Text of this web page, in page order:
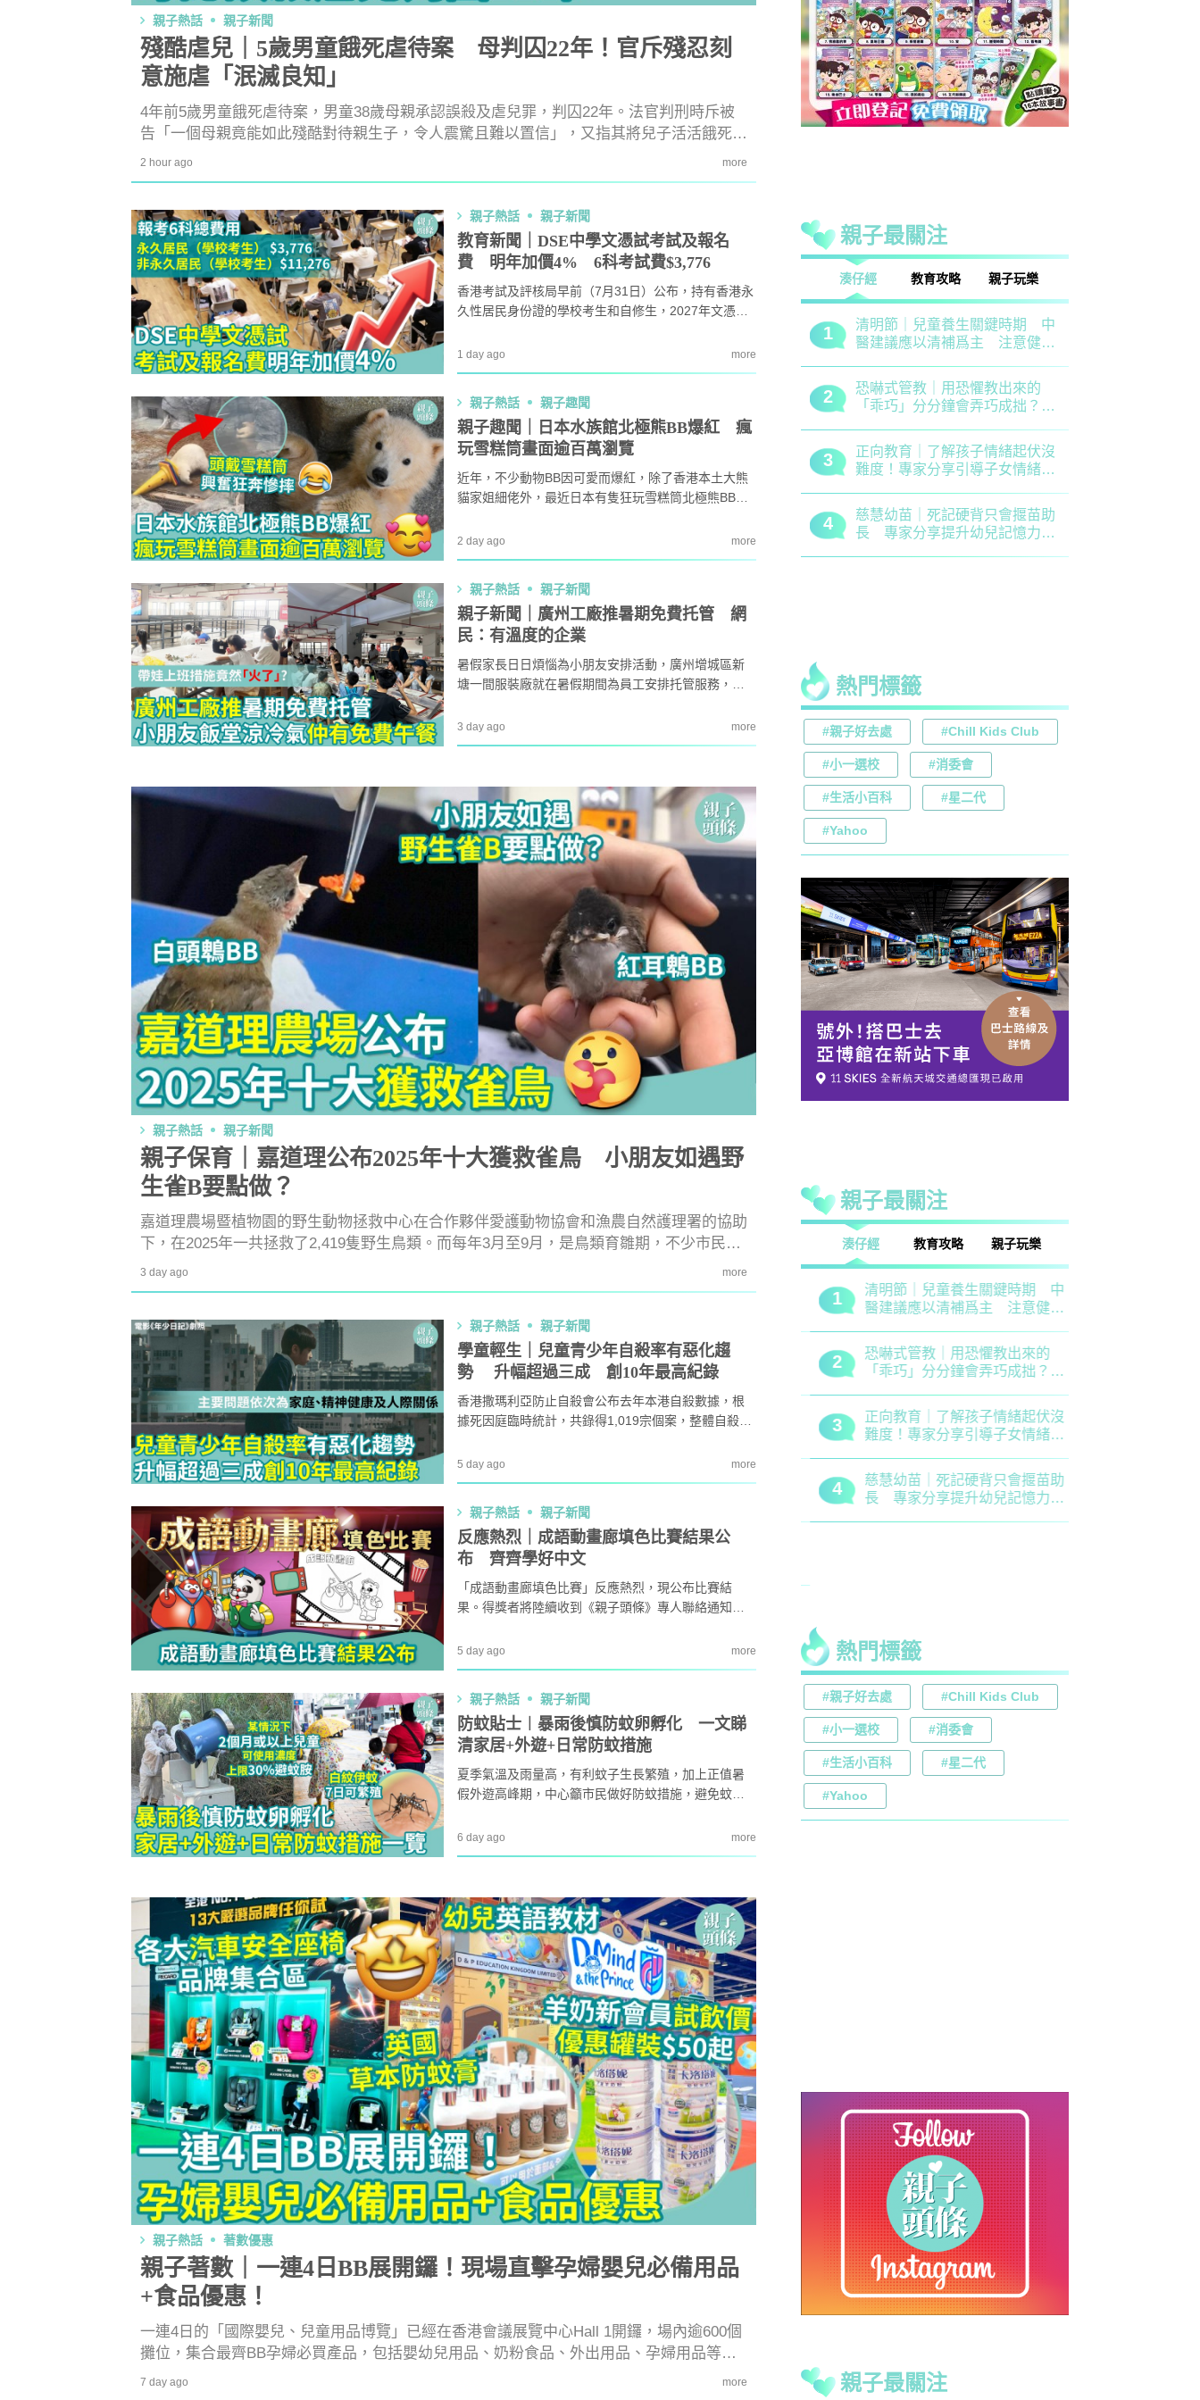
親子熱話 親子新聞
殘酷虐兒｜5歲男童餓死虐待案 母判囚22年！官斥殘忍刻
意施虐「泯滅良知」
4年前5歲男童餓死虐待案，男童38歲母親承認誤殺及虐兒罪，判囚22年。法官判刑時斥被
告「一個母親竟能如此殘酷對待親生子，令人震驚且難以置信」，又指其將兒子活活餓死是
泯滅良知。
2 hour ago more
親子熱話 親子新聞
教育新聞｜DSE中學文憑試考試及報名
費 明年加價4% 6科考試費$3,776
香港考試及評核局早前（7月31日）公布，持有香港永
久性居民身份證的學校考生和自修生，2027年文憑試
加幅與往年相若。
1 day ago more
親子熱話 親子趣聞
親子趣聞｜日本水族館北極熊BB爆紅 瘋
玩雪糕筒畫面逾百萬瀏覽
近年，不少動物BB因可愛而爆紅，除了香港本土大熊
貓家姐細佬外，最近日本有隻狂玩雪糕筒北極熊BB，
畫面，廣受民眾喜愛，片段於網上瘋傳，隨即爆紅躍
升成動物界明星BB，即睇北極熊BB的來歷。
2 day ago more
親子熱話 親子新聞
親子新聞｜廣州工廠推暑期免費托管 網
民：有溫度的企業
暑假家長日日煩惱為小朋友安排活動，廣州增城區新
塘一間服裝廠就在暑假期間為員工安排托管服務，員
功課，更可與家長享用免費午餐，獲不少網民大讚有
人情味！
3 day ago more
親子熱話 親子新聞
親子保育｜嘉道理公布2025年十大獲救雀鳥 小朋友如遇野
生雀B要點做？
嘉道理農場暨植物園的野生動物拯救中心在合作夥伴愛護動物協會和漁農自然護理署的協助
下，在2025年一共拯救了2,419隻野生鳥類。而每年3月至9月，是鳥類育雛期，不少市民都
有機會在路上遇到受傷或與親鳥走失的雛鳥。大人小朋友如果遇到應怎樣做？
3 day ago more
親子熱話 親子新聞
學童輕生｜兒童青少年自殺率有惡化趨
勢 升幅超過三成 創10年最高紀錄
香港撒瑪利亞防止自殺會公布去年本港自殺數據，根
據死因庭臨時統計，共錄得1,019宗個案，整體自殺率
5 day ago more
親子熱話 親子新聞
反應熱烈｜成語動畫廊填色比賽結果公
布 齊齊學好中文
「成語動畫廊填色比賽」反應熱烈，現公布比賽結
果。得獎者將陸續收到《親子頭條》專人聯絡通知領
結果以《親子頭條》工作人員專人聯絡為準。再次恭
喜獲獎小朋友！
5 day ago more
親子熱話 親子新聞
防蚊貼士︱暴雨後慎防蚊卵孵化 一文睇
清家居+外遊+日常防蚊措施
夏季氣溫及雨量高，有利蚊子生長繁殖，加上正值暑
假外遊高峰期，中心籲市民做好防蚊措施，避免蚊子
及「基孔肯雅熱」的方法。
6 day ago more
親子熱話 著數優惠
親子著數｜一連4日BB展開鑼！現場直擊孕婦嬰兒必備用品
+食品優惠！
一連4日的「國際嬰兒、兒童用品博覽」已經在香港會議展覽中心Hall 1開鑼，場內逾600個
攤位，集合最齊BB孕婦必買產品，包括嬰幼兒用品、奶粉食品、外出用品、孕婦用品等，
另外亦設有家長必睇學習教材攤位，提供BB全面成長需要。今屆BB展將於星期五、六 （7
7 day ago more
親子最關注
湊仔經 教育攻略 親子玩樂
1
防潮濕｜日本專家教家居防霉菌
小貼士 風扇擺位有技巧 這件
吸濕法寶不能缺 ！
2
泡泡有無問題？ 日本家居清潔大
牌這樣回應！
3
除霉菌貼士｜4大對付天花板+牆
身發霉方法 漂白水是抽濕除霉
法寶？！
4
白襪救星｜開洗衣機前用一物浸
泡 成份天然令白襪光潔如新？
另附日本神奇偏方
5
清潔小貼士｜塑膠保鮮盒洗極都
有味 日本人分享3大除味法寶
2
語閱讀計劃」正式公開招募！累
積受惠達118,000家庭
3
女青研究近半SEN兒童家長曾遭
不友善對待 家長︰望旁觀者包
容勿放上網公審
5
11.1起未滿8歲及身高1.35米以
下兒童 坐私家車須強制用兒童
座椅
1
清明節｜兒童養生關鍵時期 中
醫建議應以清補爲主 注意健脾
2
恐嚇式管教｜用恐懼教出來的
「乖巧」分分鐘會弄巧成拙？專
3
正向教育｜了解孩子情緒起伏沒
難度！專家分享引導子女情緒降
4
慈慧幼苗｜死記硬背只會揠苗助
長 專家分享提升幼兒記憶力5
熱門標籤
#親子好去處 #Chill Kids Club
#小一選校 #消委會
#生活小百科 #星二代
#Yahoo
親子最關注
教育攻略 親子玩樂 安樂窩 湊仔經 教育攻略 親子玩樂
防潮濕｜日本專家教家居防霉菌
吸濕法寶不能缺 ！
2
生活小百科｜洗碗後海綿上殘留
泡泡有無問題？ 日本家居清潔大
牌這樣回應！
3
除霉菌貼士｜4大對付天花板+牆
身發霉方法 漂白水是抽濕除霉
法寶？！
4
白襪救星｜開洗衣機前用一物浸
另附日本神奇偏方
5
清潔小貼士｜塑膠保鮮盒洗極都
有味 日本人分享3大除味法寶
第十七屆「香港盃外交知識競
生人數再創歷史新高！
2
免費參加｜2025-26「田叔叔英
語閱讀計劃」正式公開招募！累
3
女青研究近半SEN兒童家長曾遭
4
親子熱話｜幼稚園門外現「BB
5
11.1起未滿8歲及身高1.35米以
座椅
清明節｜兒童養生關鍵時期 中
醫建議應以清補爲主 注意健脾
2
恐嚇式管教｜用恐懼教出來的
「乖巧」分分鐘會弄巧成拙？專
3
正向教育｜了解孩子情緒起伏沒
難度！專家分享引導子女情緒降
4
慈慧幼苗｜死記硬背只會揠苗助
長 專家分享提升幼兒記憶力5
熱門標籤
#親子好去處 #Chill Kids Club
#小一選校 #消委會
#生活小百科 #星二代
#Yahoo
親子最關注